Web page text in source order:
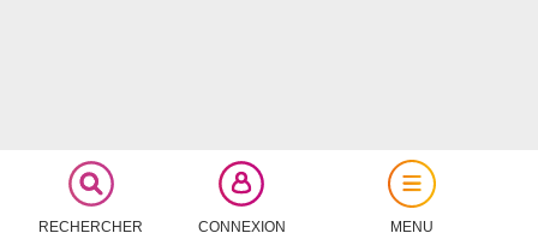
RECHERCHER CONNEXION MENU
FERMER